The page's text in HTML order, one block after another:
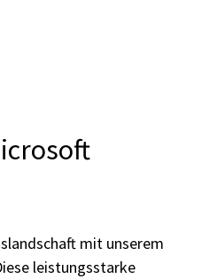
mit unserem
leistungsstarke